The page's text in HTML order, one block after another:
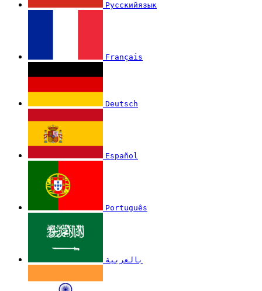
Русскийязык
Français
Deutsch
Español
Português
بالعربية